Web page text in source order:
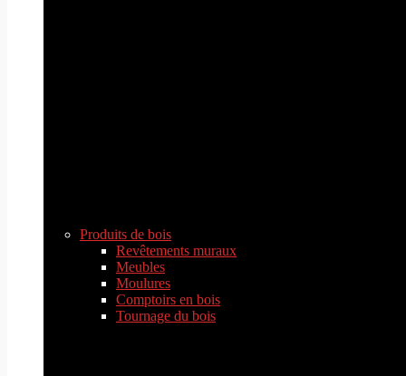
Produits de bois
Revêtements muraux
Meubles
Moulures
Comptoirs en bois
Tournage du bois